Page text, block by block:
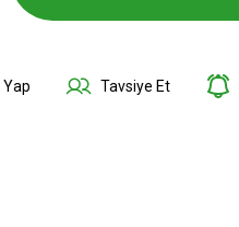
Tavsiye Et